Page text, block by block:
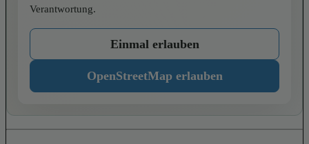
Verantwortung.
Einmal erlauben
OpenStreetMap erlauben